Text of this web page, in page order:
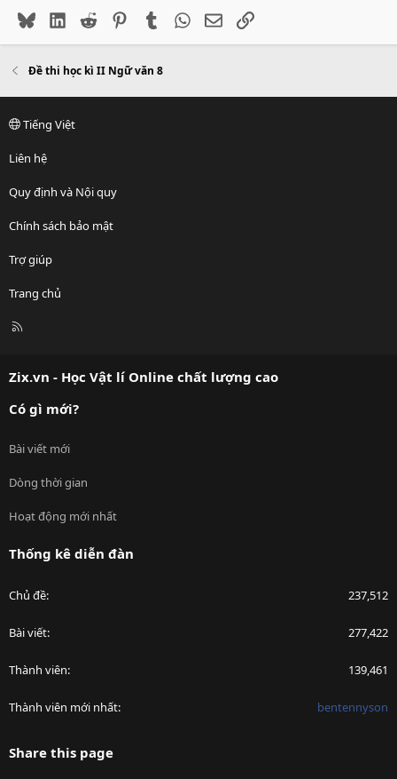
BlueskyLinkedIn
Reddit PinterestTumblr WhatsApp
EmailLink
Đề thi học kì II Ngữ văn 8
Tiếng Việt
Liên hệ
Quy định và Nội quy
Chính sách bảo mật
Trợ giúp
Trang chủ
R
Zix.vn - Học Vật lí Online chất lượng cao
Có gì mới?
Bài viết mới
Dòng thời gian
Hoạt động mới nhất
Thống kê diễn đàn
Chủ đề 237,512
Bài viết 277,422
Thành viên 139,461
Thành viên mới nhất bentennyson
Share this page